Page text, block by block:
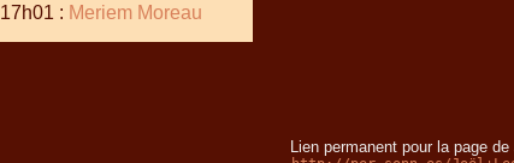
17h01 : Meriem Moreau
Lien permanent pour la page de